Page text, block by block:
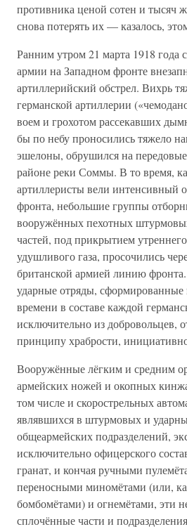
противника ценой сотен и тысяч
снова потерять их — казалось,
Ранним утром 21 марта 1918 года
армии на Западном фронте
артиллерийский обстрел. Вихрь
германской артиллерии
воем и грохотом рассекавших
бы по небу проносились тяжело
эшелоны, обрушился на
районе реки Соммы. В то время,
артиллеристы вели интенсивный
фронта, небольшие группы
вооружённых пехотных
частей, под прикрытием
удушливого газа, просочились
британской армией линию
ударные отряды,
времени в составе каждой
исключительно из добровольцев,
принципу храбрости,
Вооружённые лёгким и средним
армейских ножей и окопных
том числе и скорострельных
являвшихся в штурмовых и
общеармейских подразделений,
исключительно офицерского
гранат, и кончая ручными
переносными миномётами (или,
бомбомётами) и огнемётами, эти
сплочённые части и